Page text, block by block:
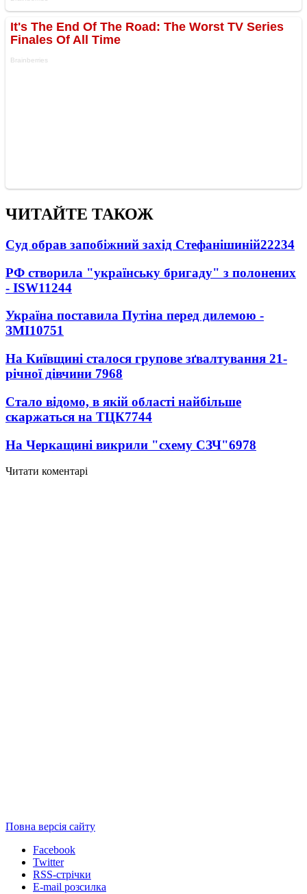
ЧИТАЙТЕ ТАКОЖ
Суд обрав запобіжний захід Стефанішиній22234
РФ створила "українську бригаду" з полонених
- ISW11244
Україна поставила Путіна перед дилемою -
ЗМІ10751
На Київщині сталося групове зґвалтування 21-
річної дівчини 7968
Стало відомо, в якій області найбільше
скаржаться на ТЦК7744
На Черкащині викрили "схему СЗЧ"6978
Читати коментарі
Повна версія сайту
Facebook
Twitter
RSS-стрічки
E-mail розсилка